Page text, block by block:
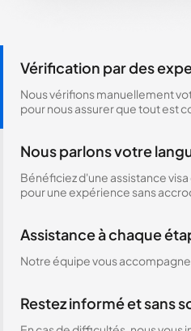
Vérification par des
Nous vérifions manuellement
pour nous assurer que tout est
Nous parlons votre
Bénéficiez d'une assistance
pour une expérience sans
Assistance à chaque
Notre équipe vous
Restez informé et sans